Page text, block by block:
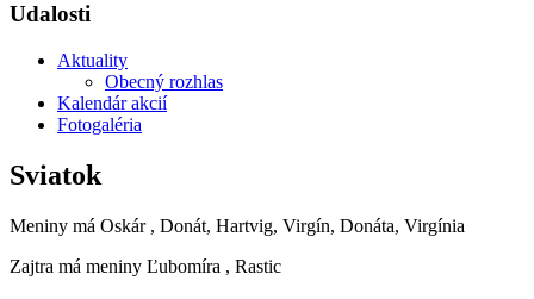
Udalosti
Aktuality
Obecný rozhlas
Kalendár akcií
Fotogaléria
Sviatok
Meniny má Oskár , Donát, Hartvig, Virgín, Donáta, Virgínia
Zajtra má meniny Ľubomíra , Rastic